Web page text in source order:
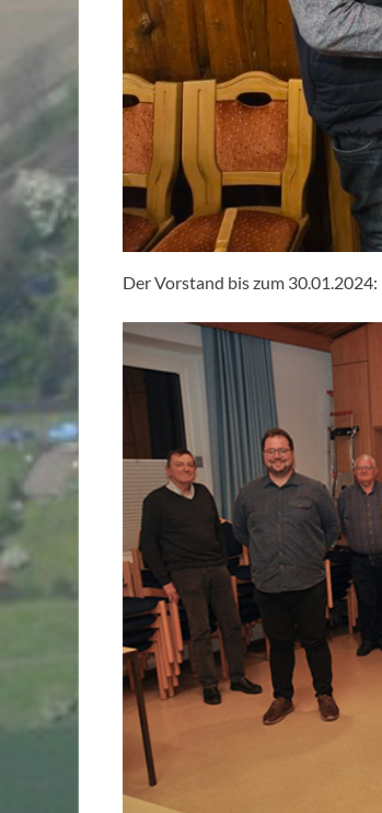
Der Vorstand bis zum 30.01.2024: